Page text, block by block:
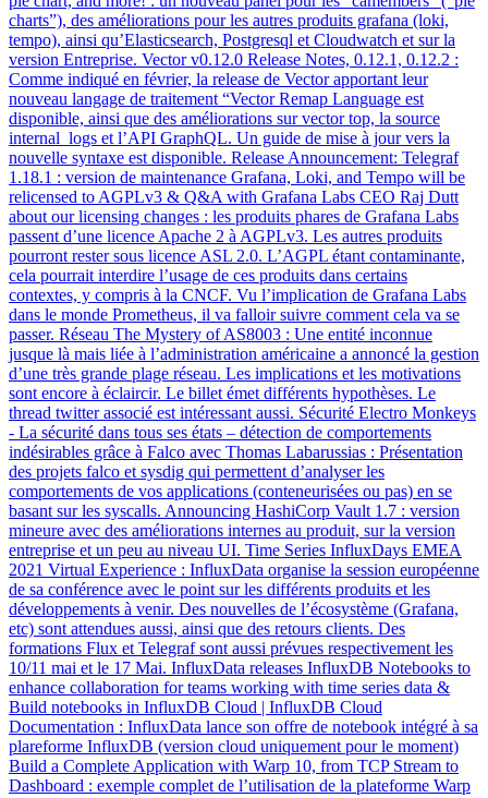
charts”), des améliorations pour les autres produits grafana (loki,
tempo), ainsi qu’Elasticsearch, Postgresql et Cloudwatch et sur la
version Entreprise. Vector v0.12.0 Release Notes, 0.12.1, 0.12.2 :
Comme indiqué en février, la release de Vector apportant leur
nouveau langage de traitement “Vector Remap Language est
disponible, ainsi que des améliorations sur vector top, la source
internal_logs et l’API GraphQL. Un guide de mise à jour vers la
nouvelle syntaxe est disponible. Release Announcement: Telegraf
1.18.1 : version de maintenance Grafana, Loki, and Tempo will be
relicensed to AGPLv3 & Q&A with Grafana Labs CEO Raj Dutt
about our licensing changes : les produits phares de Grafana Labs
passent d’une licence Apache 2 à AGPLv3. Les autres produits
pourront rester sous licence ASL 2.0. L’AGPL étant contaminante,
cela pourrait interdire l’usage de ces produits dans certains
contextes, y compris à la CNCF. Vu l’implication de Grafana Labs
dans le monde Prometheus, il va falloir suivre comment cela va se
passer. Réseau The Mystery of AS8003 : Une entité inconnue
jusque là mais liée à l’administration américaine a annoncé la gestion
d’une très grande plage réseau. Les implications et les motivations
sont encore à éclaircir. Le billet émet différents hypothèses. Le
thread twitter associé est intéressant aussi. Sécurité Electro Monkeys
- La sécurité dans tous ses états – détection de comportements
indésirables grâce à Falco avec Thomas Labarussias : Présentation
des projets falco et sysdig qui permettent d’analyser les
comportements de vos applications (conteneurisées ou pas) en se
basant sur les syscalls. Announcing HashiCorp Vault 1.7 : version
mineure avec des améliorations internes au produit, sur la version
entreprise et un peu au niveau UI. Time Series InfluxDays EMEA
2021 Virtual Experience : InfluxData organise la session européenne
de sa conférence avec le point sur les différents produits et les
développements à venir. Des nouvelles de l’écosystème (Grafana,
etc) sont attendues aussi, ainsi que des retours clients. Des
formations Flux et Telegraf sont aussi prévues respectivement les
10/11 mai et le 17 Mai. InfluxData releases InfluxDB Notebooks to
enhance collaboration for teams working with time series data &
Build notebooks in InfluxDB Cloud | InfluxDB Cloud
Documentation : InfluxData lance son offre de notebook intégré à sa
plareforme InfluxDB (version cloud uniquement pour le moment)
Build a Complete Application with Warp 10, from TCP Stream to
Dashboard : exemple complet de l’utilisation de la plateforme Warp